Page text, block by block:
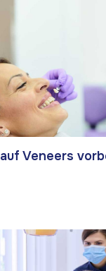
Veneers